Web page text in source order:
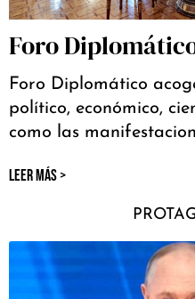
Foro
Foro Diplomático
político, económico,
como las
LEER MÁS >